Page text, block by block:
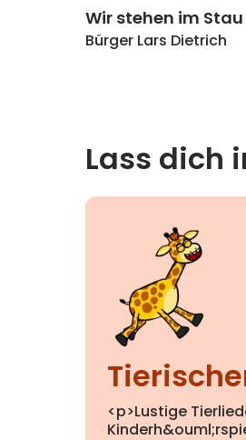
Wir stehen im
Bürger Lars Dietrich
Lass dich
<p>Lustige